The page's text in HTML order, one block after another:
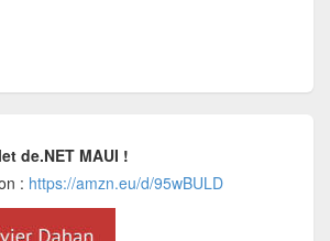
de.NET MAUI !
: https://amzn.eu/d/95wBULD